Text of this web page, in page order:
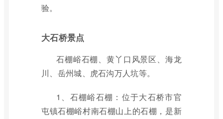
验。
大石桥景点
石棚峪石棚、黄丫口风景区、海龙
川、岳州城、虎石沟万人坑等。
1、石棚峪石棚：位于大石桥市官
屯镇石棚峪村南石棚山上的石棚，是新